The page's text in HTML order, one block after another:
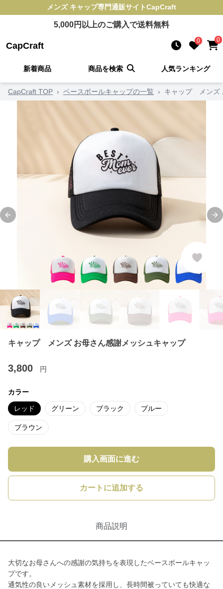
メンズ キャップ専門通販サイトCapCraft
5,000円以上のご購入で送料無料
CapCraft 0 0
新着商品 商品を検索 人気ランキング
CapCraft TOP › ベースボールキャップの一覧 › キャップ メンズ
Previous slide
キャップ メンズ お母さん感謝メッシュキャップ
3,800 円
カラー
レッド グリーン ブラック ブルー
ブラウン
購入画面に進む
カートに追加する
商品説明
大切なお母さんへの感謝の気持ちを表現したベースボールキャッ
プです。
通気性の良いメッシュ素材を採用し、長時間被っていても快適な